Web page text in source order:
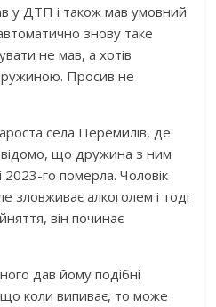
у ДТП і також мав умовний
знову таке
не мав, а хотів
Просив не
села Перемилів, де
що дружина з ним
го померла. Чоловік
зловживає алкоголем і тоді
він починає
дав йому подібні
коли випиває, то може